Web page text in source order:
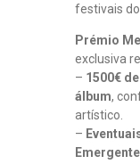
festivais
Prémio
exclusiva
– 1500€
álbum,
artístico.
–